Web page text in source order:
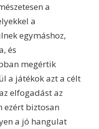
a
a
egymáshoz,
és
megértik
a játékok azt a célt
elfogadást az
ezért biztosan
a jó hangulat